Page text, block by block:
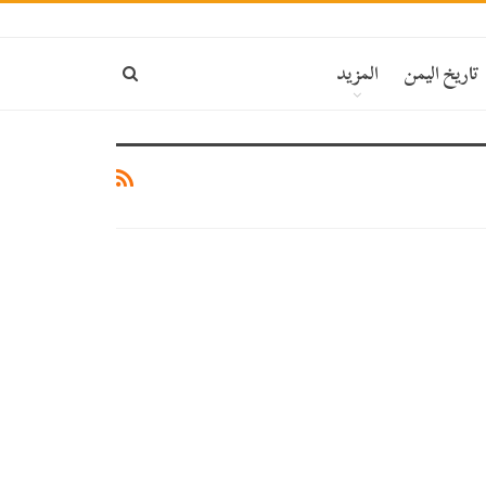
تاريخ اليمن المزيد